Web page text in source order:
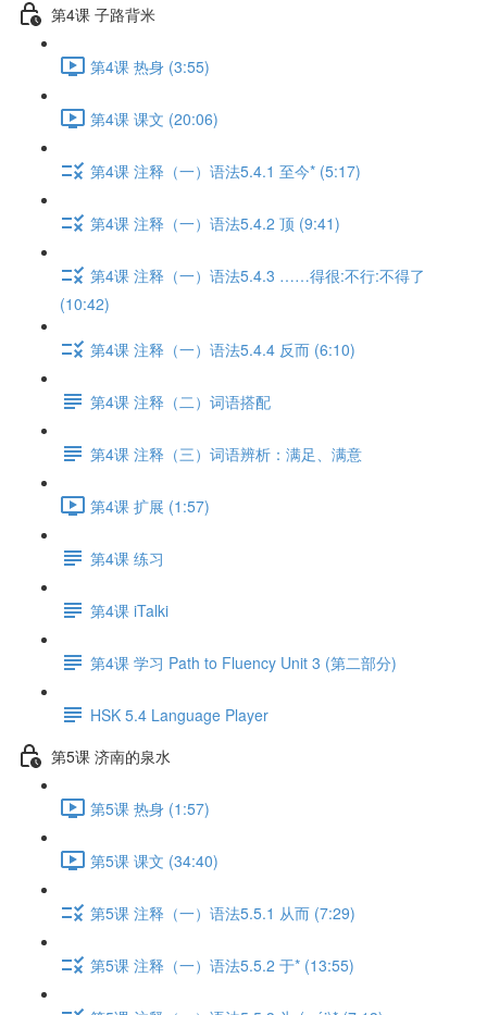
第4课 子路背米
第4课 热身 (3:55)
第4课 课文 (20:06)
第4课 注释（一）语法5.4.1 至今* (5:17)
第4课 注释（一）语法5.4.2 顶 (9:41)
第4课 注释（一）语法5.4.3 ……得很:不行:不得了
(10:42)
第4课 注释（一）语法5.4.4 反而 (6:10)
第4课 注释（二）词语搭配
第4课 注释（三）词语辨析：满足、满意
第4课 扩展 (1:57)
第4课 练习
第4课 iTalki
第4课 学习 Path to Fluency Unit 3 (第二部分)
HSK 5.4 Language Player
第5课 济南的泉水
第5课 热身 (1:57)
第5课 课文 (34:40)
第5课 注释（一）语法5.5.1 从而 (7:29)
第5课 注释（一）语法5.5.2 于* (13:55)